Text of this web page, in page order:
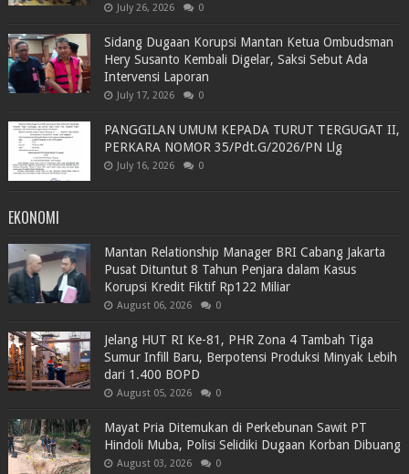
July 26, 2026 0
Sidang Dugaan Korupsi Mantan Ketua Ombudsman
Hery Susanto Kembali Digelar, Saksi Sebut Ada
Intervensi Laporan
July 17, 2026 0
PANGGILAN UMUM KEPADA TURUT TERGUGAT II,
PERKARA NOMOR 35/Pdt.G/2026/PN Llg
July 16, 2026 0
EKONOMI
Mantan Relationship Manager BRI Cabang Jakarta
Pusat Dituntut 8 Tahun Penjara dalam Kasus
Korupsi Kredit Fiktif Rp122 Miliar
August 06, 2026 0
Jelang HUT RI Ke-81, PHR Zona 4 Tambah Tiga
Sumur Infill Baru, Berpotensi Produksi Minyak Lebih
dari 1.400 BOPD
August 05, 2026 0
Mayat Pria Ditemukan di Perkebunan Sawit PT
Hindoli Muba, Polisi Selidiki Dugaan Korban Dibuang
August 03, 2026 0